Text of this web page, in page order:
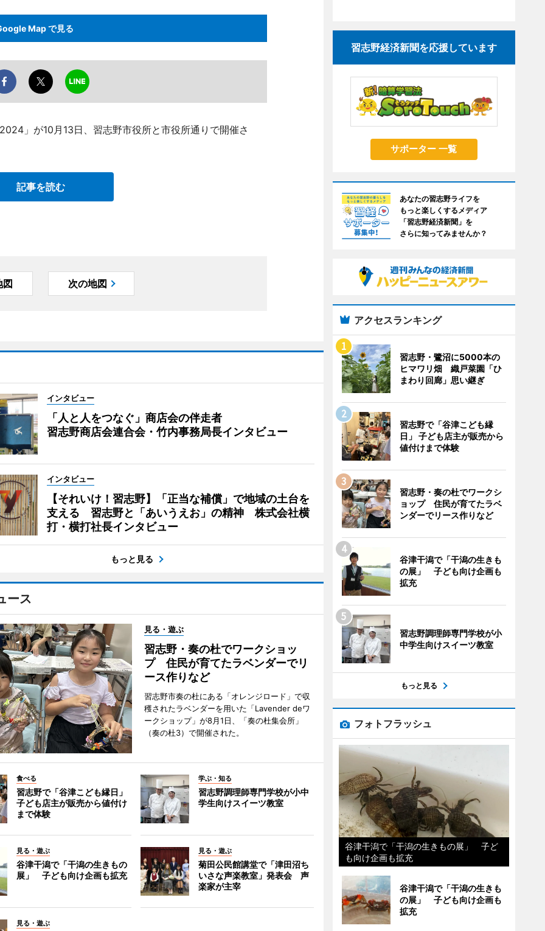
Map で見る
」が10月13日、習志野市役所と市役所通りで開催さ
記事を読む
図 次の地図
インタビュー
「人と人をつなぐ」商店会の伴走者
習志野商店会連合会・竹内事務局長インタビュー
インタビュー
【それいけ！習志野】「正当な補償」で地域の土台を
支える 習志野と「あいうえお」の精神 株式会社横
打・横打社長インタビュー
もっと見る
ース
見る・遊ぶ
習志野・奏の杜でワークショッ
プ 住民が育てたラベンダーでリ
ース作りなど
習志野市奏の杜にある「オレンジロード」で収
穫されたラベンダーを用いた「Lavender deワ
ークショップ」が8月1日、「奏の杜集会所」
（奏の杜3）で開催された。
食べる
習志野で「谷津こども縁日」
子ども店主が販売から値付け
まで体験
学ぶ・知る
習志野調理師専門学校が小中
学生向けスイーツ教室
見る・遊ぶ
谷津干潟で「干潟の生きもの
展」 子ども向け企画も拡充
見る・遊ぶ
菊田公民館講堂で「津田沼ち
いさな声楽教室」発表会 声
楽家が主宰
見る・遊ぶ
習志野経済新聞を応援しています
サポーター 一覧
あなたの習志野ライフを
もっと楽しくするメディア
「習志野経済新聞」を
さらに知ってみませんか？
アクセスランキング
習志野・鷺沼に5000本の
ヒマワリ畑 織戸菜園「ひ
まわり回廊」思い継ぎ
習志野で「谷津こども縁
日」 子ども店主が販売から
値付けまで体験
習志野・奏の杜でワークシ
ョップ 住民が育てたラベ
ンダーでリース作りなど
谷津干潟で「干潟の生きも
の展」 子ども向け企画も
拡充
習志野調理師専門学校が小
中学生向けスイーツ教室
もっと見る
フォトフラッシュ
谷津干潟で「干潟の生きもの展」 子ど
も向け企画も拡充
谷津干潟で「干潟の生きも
の展」 子ども向け企画も
拡充